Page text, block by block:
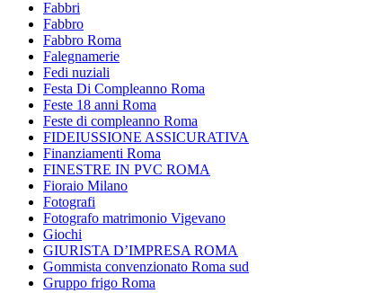
Fabbri
Fabbro
Fabbro Roma
Falegnamerie
Fedi nuziali
Festa Di Compleanno Roma
Feste 18 anni Roma
Feste di compleanno Roma
FIDEIUSSIONE ASSICURATIVA
Finanziamenti Roma
FINESTRE IN PVC ROMA
Fioraio Milano
Fotografi
Fotografo matrimonio Vigevano
Giochi
GIURISTA D’IMPRESA ROMA
Gommista convenzionato Roma sud
Gruppo frigo Roma